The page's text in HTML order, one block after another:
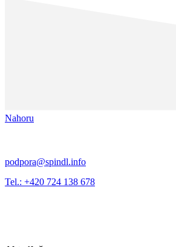
Nahoru
podpora@spindl.info
Tel.: +420 724 138 678